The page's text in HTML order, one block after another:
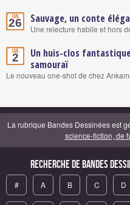
Jan.
26 Sauvage, un conte
Une relecture habile et hors
Jan.
2
Un huis-clos
samouraï
Le nouveau one-shot de chez
La rubrique Bandes Dessinées est
science-fiction, de
Recherche de Bandes
# A B C D